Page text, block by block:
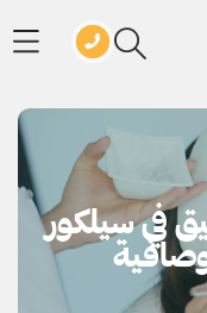
في سيلكور